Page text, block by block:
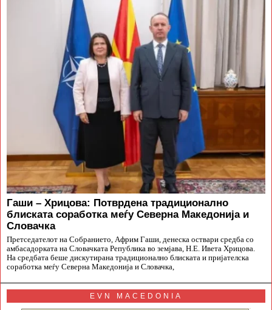
Гаши – Хрицова: Потврдена традиционално
блиската соработка меѓу Северна Македонија и
Словачка
Претседателот на Собранието, Африм Гаши, денеска оствари средба со
амбасадорката на Словачката Република во земјава, Н.Е. Ивета Хрицова.
На средбата беше дискутирана традиционално блиската и пријателска
соработка меѓу Северна Македонија и Словачка,
EVN MACEDONIA